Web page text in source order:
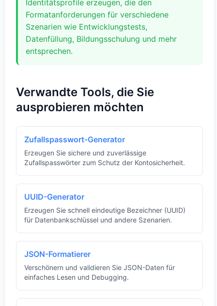
Identitätsprofile erzeugen, die den
Formatanforderungen für verschiedene
Szenarien wie Entwicklungstests,
Datenfüllung, Bildungsschulung und mehr
entsprechen.
Verwandte Tools, die Sie
ausprobieren möchten
Zufallspasswort-Generator
Erzeugen Sie sichere und zuverlässige
Zufallspasswörter zum Schutz der Kontosicherheit.
UUID-Generator
Erzeugen Sie schnell eindeutige Bezeichner (UUID)
für Datenbankschlüssel und andere Szenarien.
JSON-Formatierer
Verschönern und validieren Sie JSON-Daten für
einfaches Lesen und Debugging.